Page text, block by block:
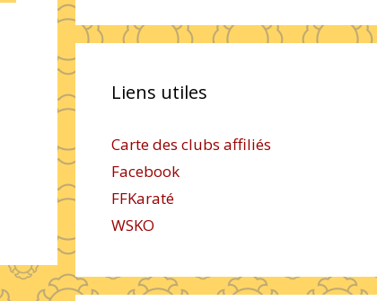
Liens utiles
Carte des clubs affiliés
Facebook
FFKaraté
WSKO